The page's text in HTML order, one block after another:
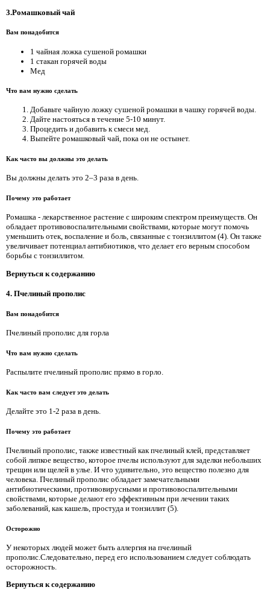
3.Ромашковый чай
Вам понадобится
1 чайная ложка сушеной ромашки
1 стакан горячей воды
Мед
Что вам нужно сделать
Добавьте чайную ложку сушеной ромашки в чашку горячей воды.
Дайте настояться в течение 5-10 минут.
Процедить и добавить к смеси мед.
Выпейте ромашковый чай, пока он не остынет.
Как часто вы должны это делать
Вы должны делать это 2–3 раза в день.
Почему это работает
Ромашка - лекарственное растение с широким спектром преимуществ. Он
обладает противовоспалительными свойствами, которые могут помочь
уменьшить отек, воспаление и боль, связанные с тонзиллитом (4). Он также
увеличивает потенциал антибиотиков, что делает его верным способом
борьбы с тонзиллитом.
Вернуться к содержанию
4. Пчелиный прополис
Вам понадобится
Пчелиный прополис для горла
Что вам нужно сделать
Распылите пчелиный прополис прямо в горло.
Как часто вам следует это делать
Делайте это 1-2 раза в день.
Почему это работает
Пчелиный прополис, также известный как пчелиный клей, представляет
собой липкое вещество, которое пчелы используют для заделки небольших
трещин или щелей в улье. И что удивительно, это вещество полезно для
человека. Пчелиный прополис обладает замечательными
антибиотическими, противовирусными и противовоспалительными
свойствами, которые делают его эффективным при лечении таких
заболеваний, как кашель, простуда и тонзиллит (5).
Осторожно
У некоторых людей может быть аллергия на пчелиный
прополис.Следовательно, перед его использованием следует соблюдать
осторожность.
Вернуться к содержанию